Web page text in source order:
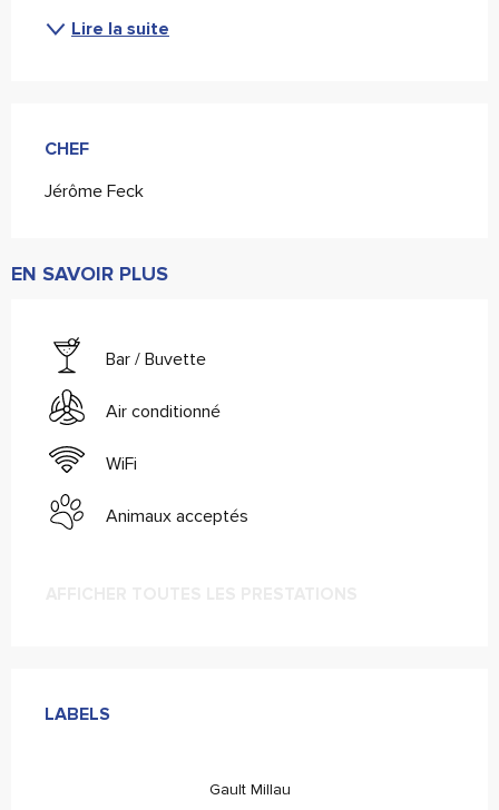
Lire la suite
CHEF
CHEF
Jérôme Feck
EN SAVOIR PLUS
Bar / Buvette
Air conditionné
WiFi
Animaux acceptés
LABELS
LABELS
Gault Millau